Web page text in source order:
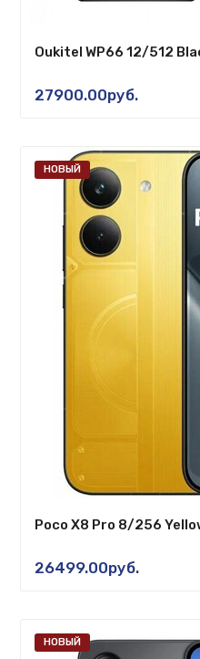
Oukitel WP66 12/512
27900.00руб.
НОВЫЙ
Poco X8 Pro 8/256
26499.00руб.
НОВЫЙ